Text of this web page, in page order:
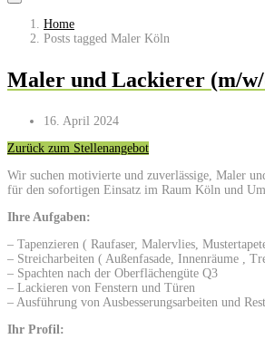
Home
Posts tagged Maler Köln
Maler und Lackierer (m/
16. April 2024
Zurück zum Stellenangebot
Wir suchen motivierte und zuverlässige, Maler
für den sofortigen Einsatz im Raum Köln und
Ihre Aufgaben:
– Tapenzieren ( Raufaser, Malervlies,
– Streicharbeiten ( Außenfasade, Innenräume ,
– Spachten nach der Oberflächengüte Q3
– Lackieren von Fenstern und Türen
– Ausführung von Ausbesserungsarbeiten und
Ihr Profil: